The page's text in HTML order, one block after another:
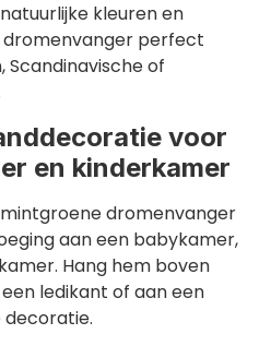
kleuren en
perfect
Scandinavische of
voor
en kinderkamer
dromenvanger
aan een babykamer,
Hang hem boven
ledikant of aan een
decoratie.